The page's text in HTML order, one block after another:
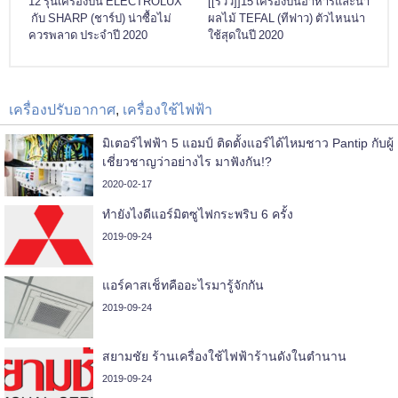
กับ SHARP (ชาร์ป) น่าซื้อไม่
ควรพลาด ประจำปี 2020
ผลไม้ TEFAL (ทีฟาว) ตัวไหนน่า
ใช้สุดในปี 2020
เครื่องปรับอากาศ, เครื่องใช้ไฟฟ้า
มิเตอร์ไฟฟ้า 5 แอมป์ ติดตั้งแอร์ได้ไหมชาว Pantip กับผู้
เชี่ยวชาญว่าอย่างไร มาฟังกัน!?
2020-02-17
ทำยังไงดีแอร์มิตซูไฟกระพริบ 6 ครั้ง
2019-09-24
แอร์คาสเช็ทคืออะไรมารู้จักกัน
2019-09-24
สยามชัย ร้านเครื่องใช้ไฟฟ้าร้านดังในตำนาน
2019-09-24